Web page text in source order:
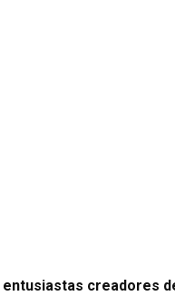
entusiastas creadores